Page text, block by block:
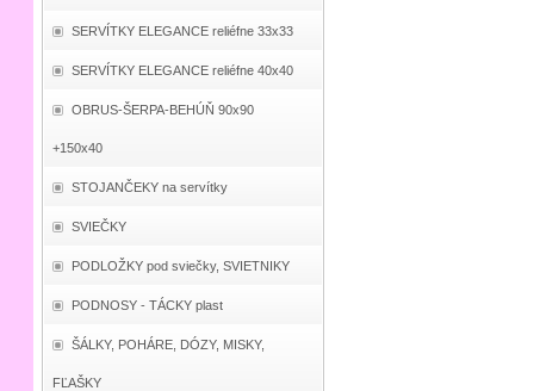
SERVÍTKY ELEGANCE reliéfne 33x33
SERVÍTKY ELEGANCE reliéfne 40x40
OBRUS-ŠERPA-BEHÚŇ 90x90
+150x40
STOJANČEKY na servítky
SVIEČKY
PODLOŽKY pod sviečky, SVIETNIKY
PODNOSY - TÁCKY plast
ŠÁLKY, POHÁRE, DÓZY, MISKY,
FĽAŠKY